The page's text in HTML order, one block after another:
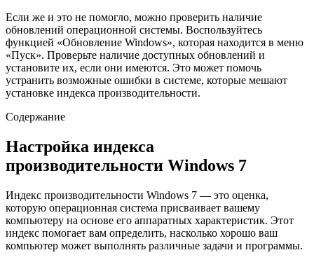
Если же и это не помогло, можно проверить наличие
обновлений операционной системы. Воспользуйтесь
функцией «Обновление Windows», которая находится в меню
«Пуск». Проверьте наличие доступных обновлений и
установите их, если они имеются. Это может помочь
устранить возможные ошибки в системе, которые мешают
установке индекса производительности.
Содержание
Настройка индекса
производительности Windows 7
Индекс производительности Windows 7 — это оценка,
которую операционная система присваивает вашему
компьютеру на основе его аппаратных характеристик. Этот
индекс помогает вам определить, насколько хорошо ваш
компьютер может выполнять различные задачи и программы.